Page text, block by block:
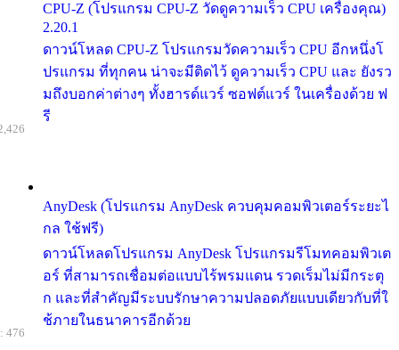
CPU-Z (โปรแกรม CPU-Z วัดดูความเร็ว CPU เครื่องคุณ)
2.20.1
ดาวน์โหลด CPU-Z โปรแกรมวัดความเร็ว CPU อีกหนึ่งโ
ปรแกรม ที่ทุกคน น่าจะมีติดไว้ ดูความเร็ว CPU และ ยังรว
มถึงบอกค่าต่างๆ ทั้งฮารด์แวร์ ซอฟต์แวร์ ในเครื่องด้วย ฟ
รี
AnyDesk (โปรแกรม AnyDesk ควบคุมคอมพิวเตอร์ระยะไ
กล ใช้ฟรี)
ดาวน์โหลดโปรแกรม AnyDesk โปรแกรมรีโมทคอมพิวเต
อร์ ที่สามารถเชื่อมต่อแบบไร้พรมแดน รวดเร็มไม่มีกระตุ
ก และที่สำคัญมีระบบรักษาความปลอดภัยแบบเดียวกับที่ใ
ช้ภายในธนาคารอีกด้วย
476